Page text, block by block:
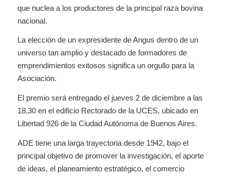
que nuclea a los productores de la principal raza bovina
nacional.
La elección de un expresidente de Angus dentro de un
universo tan amplio y destacado de formadores de
emprendimientos exitosos significa un orgullo para la
Asociación.
El premio será entregado el jueves 2 de diciembre a las
18,30 en el edificio Rectorado de la UCES, ubicado en
Libertad 926 de la Ciudad Autónoma de Buenos Aires.
ADE tiene una larga trayectoria desde 1942, bajo el
principal objetivo de promover la investigación, el aporte
de ideas, el planeamiento estratégico, el comercio